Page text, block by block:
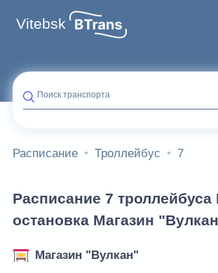
Vitebsk
Поиск транспорта
Расписание Троллейбус 7
Расписание 7 троллейбуса
остановка Магазин
Магазин "Вулкан"